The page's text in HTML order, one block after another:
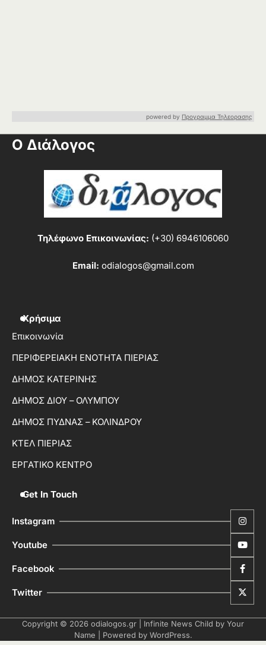
powered by Προγραμμα Τηλεορασης
Ο Διάλογος
Τηλέφωνο Επικοινωνίας: (+30) 6946106060
Email: odialogos@gmail.com
Χρήσιμα
Επικοινωνία
ΠΕΡΙΦΕΡΕΙΑΚΗ ΕΝΟΤΗΤΑ ΠΙΕΡΙΑΣ
ΔΗΜΟΣ ΚΑΤΕΡΙΝΗΣ
ΔΗΜΟΣ ΔΙΟΥ – ΟΛΥΜΠΟΥ
ΔΗΜΟΣ ΠΥΔΝΑΣ – ΚΟΛΙΝΔΡΟΥ
ΚΤΕΛ ΠΙΕΡΙΑΣ
ΕΡΓΑΤΙΚΟ ΚΕΝΤΡΟ
Get In Touch
Instagram
Youtube
Facebook
Twitter
Copyright © 2026 odialogos.gr | Infinite News Child by Your
Name | Powered by WordPress.